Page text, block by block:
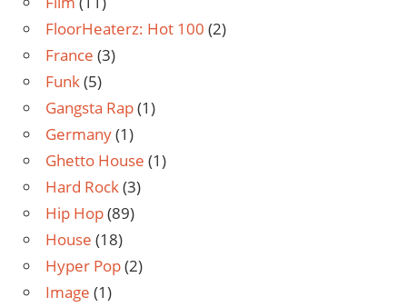
FloorHeaterz: Hot 100 (2)
France (3)
Funk(5)
Gangsta Rap(1)
Germany(1)
Ghetto House (1)
Hard Rock(3)
Hip Hop(89)
House (18)
Hyper Pop(2)
Image (1)